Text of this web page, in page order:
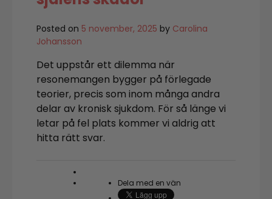
Posted on 5 november, 2025 by Carolina
Johansson
Det uppstår ett dilemma när
resonemangen bygger på förlegade
teorier, precis som inom många andra
delar av kronisk sjukdom. För så länge vi
letar på fel plats kommer vi aldrig att
hitta rätt svar.
Dela med en vän